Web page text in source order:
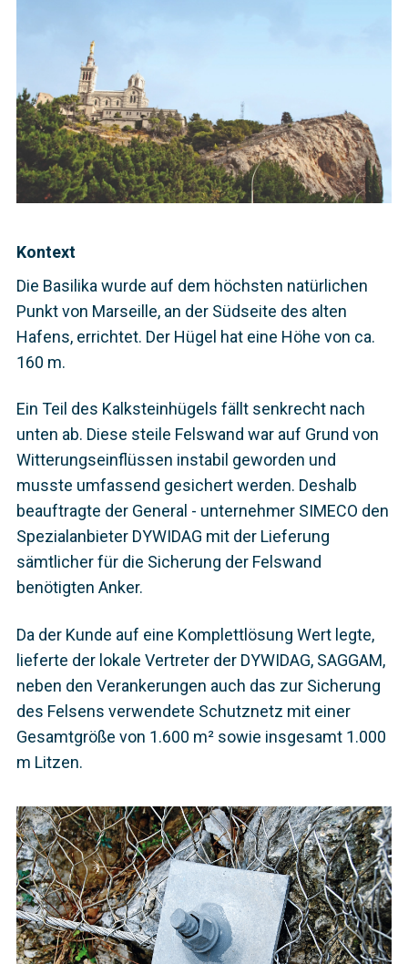
Kontext
Die Basilika wurde auf dem höchsten natürlichen
Punkt von Marseille, an der Südseite des alten
Hafens, errichtet. Der Hügel hat eine Höhe von ca.
160 m.
Ein Teil des Kalksteinhügels fällt senkrecht nach
unten ab. Diese steile Felswand war auf Grund von
Witterungseinflüssen instabil geworden und
musste umfassend gesichert werden. Deshalb
beauftragte der General - unternehmer SIMECO den
Spezialanbieter DYWIDAG mit der Lieferung
sämtlicher für die Sicherung der Felswand
benötigten Anker.
Da der Kunde auf eine Komplettlösung Wert legte,
lieferte der lokale Vertreter der DYWIDAG, SAGGAM,
neben den Verankerungen auch das zur Sicherung
des Felsens verwendete Schutznetz mit einer
Gesamtgröße von 1.600 m² sowie insgesamt 1.000
m Litzen.